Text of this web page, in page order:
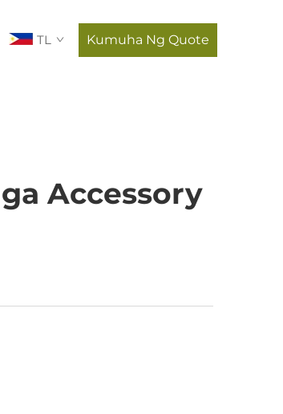
TL Kumuha Ng Quote
Accessory